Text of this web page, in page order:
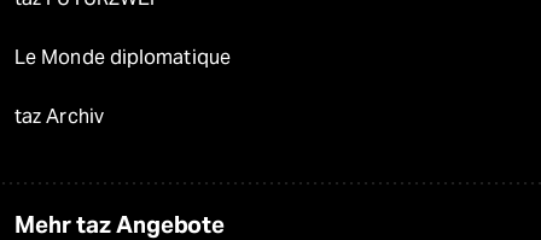
Le Monde diplomatique
taz Archiv
Mehr taz Angebote